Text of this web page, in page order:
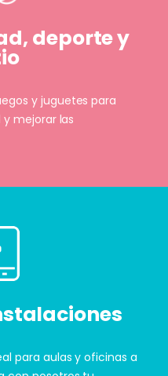
deporte y
y juguetes para
mejorar las
para aulas y oficinas a